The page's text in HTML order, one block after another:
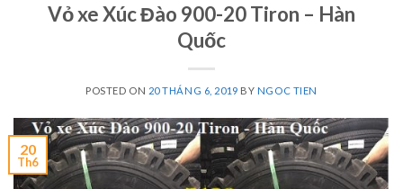
Vỏ xe Xúc Đào 900-20 Tiron – Hàn
Quốc
POSTED ON 20 THÁNG 6, 2019 BY NGOC TIEN
20
Th6